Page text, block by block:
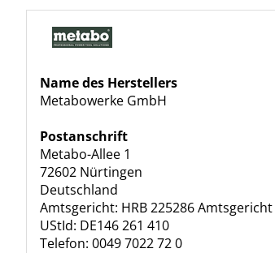
Name des Herstellers
Metabowerke GmbH
Postanschrift
Metabo-Allee 1
72602 Nürtingen
Deutschland
Amtsgericht: HRB 225286
UStId: DE146 261 410
Telefon: 0049 7022 72 0